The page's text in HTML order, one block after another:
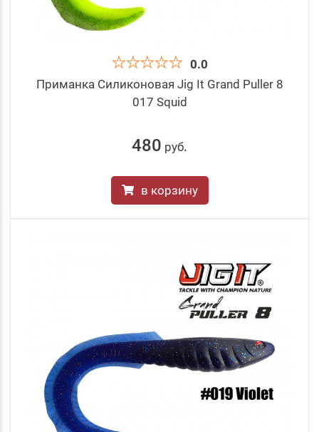
0.0
Приманка Силиконовая Jig It Grand Puller 8
017 Squid
480 руб.
в корзину